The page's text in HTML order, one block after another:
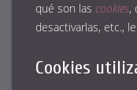
qué son las cookies,
desactivarlas, etc.,
Cookies